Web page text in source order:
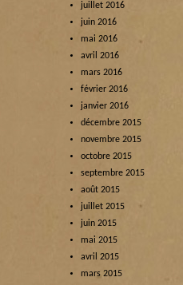
juillet 2016
juin 2016
mai 2016
avril 2016
mars 2016
février 2016
janvier 2016
décembre 2015
novembre 2015
octobre 2015
septembre 2015
août 2015
juillet 2015
juin 2015
mai 2015
avril 2015
mars 2015